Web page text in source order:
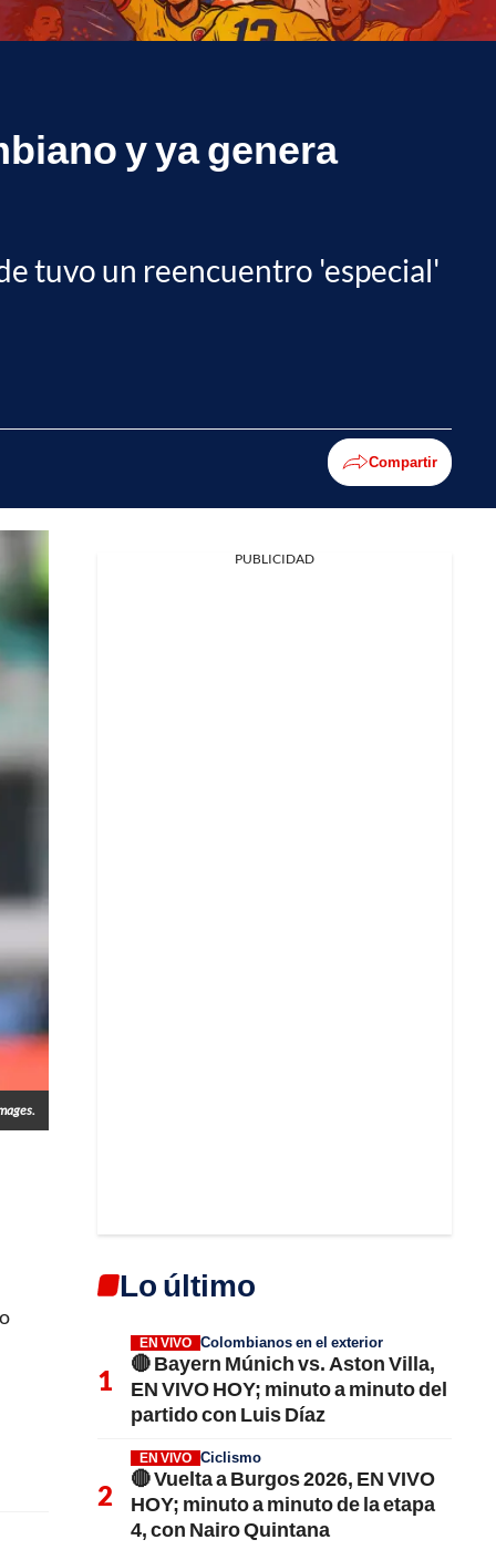
y ya genera
tuvo un reencuentro 'especial'
Compartir
PUBLICIDAD
Lo último
EN VIVO Colombianos en el exterior
🔴 Bayern Múnich vs. Aston Villa,
EN VIVO HOY; minuto a minuto del
partido con Luis Díaz
EN VIVO Ciclismo
🔴 Vuelta a Burgos 2026, EN VIVO
HOY; minuto a minuto de la etapa
4, con Nairo Quintana